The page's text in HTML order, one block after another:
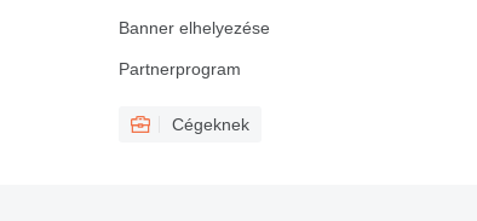
Banner elhelyezése
Partnerprogram
Cégeknek